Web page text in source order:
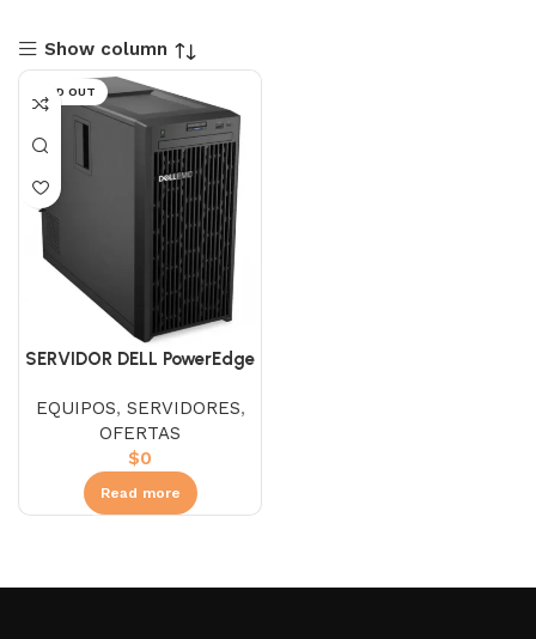
Show column
SOLD OUT
SERVIDOR DELL PowerEdge
3.1GHz RAM DDR4 16G Disco
Duro 1TB
EQUIPOS, SERVIDORES,
OFERTAS
$0
Read more